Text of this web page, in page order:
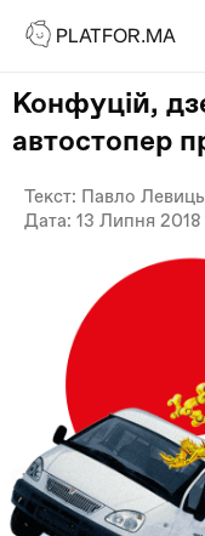
PLATFOR.MA
PLATFOR.MA
Контакти
Спецпроєкти
АГЕНЦІЯ
Про агенцію
Кейси
МАГАЗИН
Каталог
Конфуцій,
автостопер
Текст: Павло
Дата: 13 Липня 2018